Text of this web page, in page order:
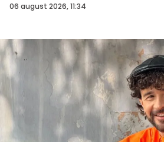
06 august 2026, 11:34